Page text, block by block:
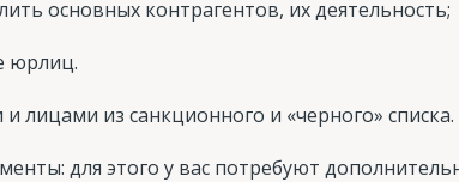
основных контрагентов, их деятельность;
юрлиц.
лицами из санкционного и «черного» списка.
для этого у вас потребуют